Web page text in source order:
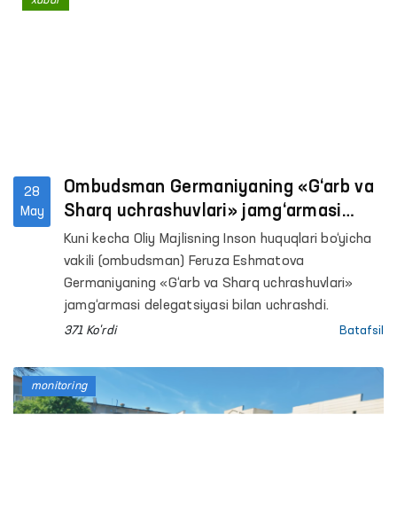
ishtirok etdi.
28
May
Ombudsman Germaniyaning «G‘arb va
Sharq uchrashuvlari» jamg‘armasi
delegatsiyasi bilan hamkorlik
istiqbollarini muhokama qildi
Kuni kecha Oliy Majlisning Inson huquqlari bo‘yicha
vakili (ombudsman) Feruza Eshmatova
Germaniyaning «G‘arb va Sharq uchrashuvlari»
jamg‘armasi delegatsiyasi bilan uchrashdi.
371 Ko'rdi Batafsil
monitoring